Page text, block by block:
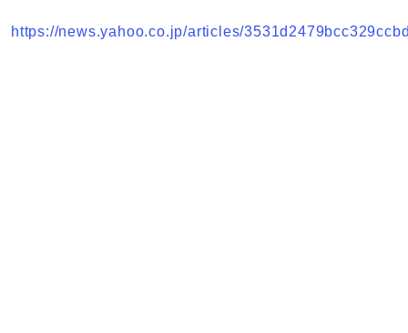
https://news.yahoo.co.jp/articles/